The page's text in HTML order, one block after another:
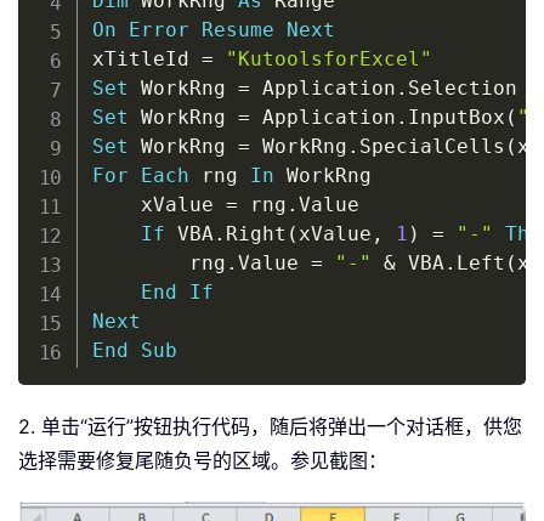
On
Error Resume
Next
xTitleId =
"KutoolsforExcel"
Set WorkRng = Application .
Set WorkRng = Application . InputBox (
Set WorkRng = WorkRng . SpecialCells (
For
Each rng In WorkRng
    xValue
= rng . Value
If VBA. Right ( xValue , 1 ) = "-"
        rng
. Value = "-" & VBA. Left (
End
If
Next
End
Sub
2. 单击“运行”按钮执行代码，随后将弹出一个对话框，供您
选择需要修复尾随负号的区域。参见截图：